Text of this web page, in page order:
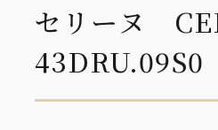
セリーヌ
43DRU.09S0